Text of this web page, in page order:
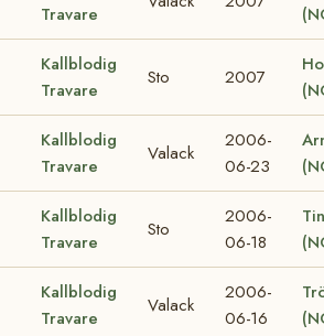
Travare
Kallblodig
Travare
Sto 2007
Kallblodig
Travare
Valack
2006-
06-23
Kallblodig
Travare
Sto
2006-
06-18
Kallblodig
Travare
Valack
2006-
06-16